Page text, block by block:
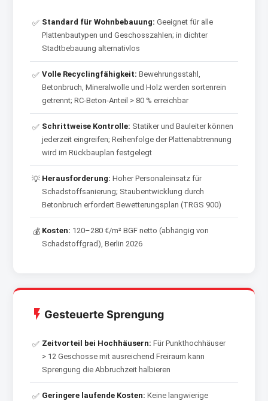
✅ Standard für Wohnbebauung: Geeignet für alle
Plattenbautypen und Geschosszahlen; in dichter
Stadtbebauung alternativlos
✅ Volle Recyclingfähigkeit: Bewehrungsstahl,
Betonbruch, Mineralwolle und Holz werden sortenrein
getrennt; RC-Beton-Anteil > 80 % erreichbar
✅ Schrittweise Kontrolle: Statiker und Bauleiter können
jederzeit eingreifen; Reihenfolge der Plattenabtrennung
wird im Rückbauplan festgelegt
💡 Herausforderung: Hoher Personaleinsatz für
Schadstoffsanierung; Staubentwicklung durch
Betonbruch erfordert Bewetterungsplan (TRGS 900)
💰 Kosten: 120–280 €/m² BGF netto (abhängig von
Schadstoffgrad), Berlin 2026
Gesteuerte Sprengung
✅ Zeitvorteil bei Hochhäusern: Für Punkthochhäuser
> 12 Geschosse mit ausreichend Freiraum kann
Sprengung die Abbruchzeit halbieren
✅ Geringere laufende Kosten: Keine langwierige